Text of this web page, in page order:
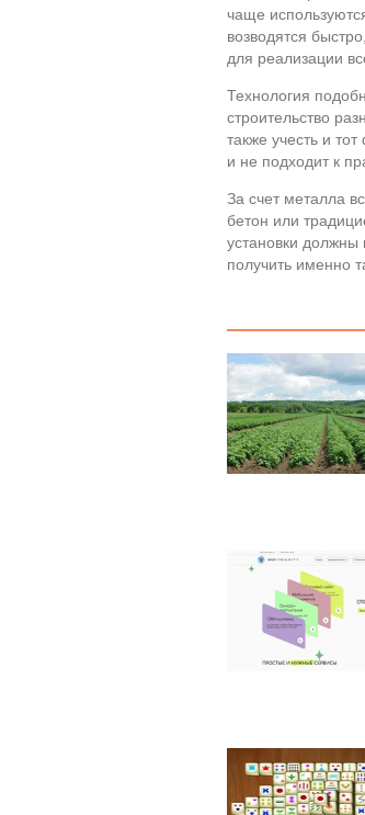
чаще
возводятся
для реализации
Технология
строительство
также учесть и
и не подходит к
За счет металла
бетон или
установки должны
получить именно